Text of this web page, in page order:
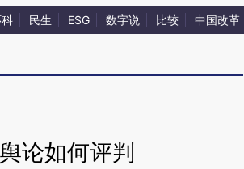
民生 ESG 数字说 比较 中国改革
论如何评判